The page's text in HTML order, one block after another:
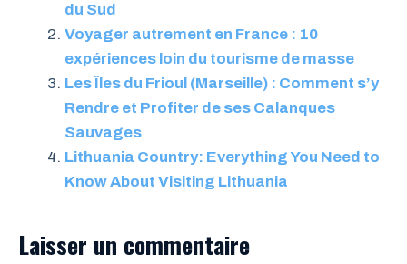
du Sud
Voyager autrement en France : 10
expériences loin du tourisme de masse
Les Îles du Frioul (Marseille) : Comment s’y
Rendre et Profiter de ses Calanques
Sauvages
Lithuania Country: Everything You Need to
Know About Visiting Lithuania
Laisser un commentaire